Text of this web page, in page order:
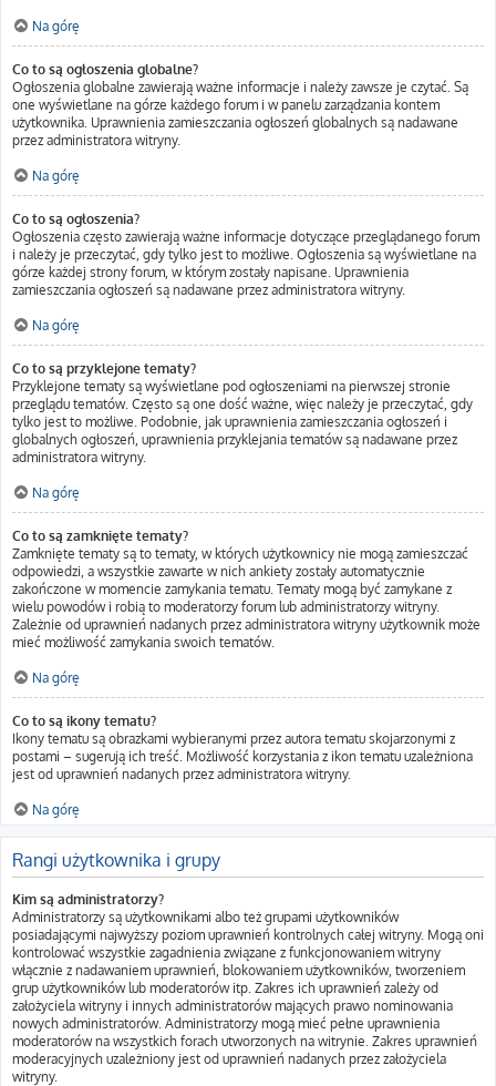
Na górę
Co to są ogłoszenia globalne?
Ogłoszenia globalne zawierają ważne informacje i należy zawsze je czytać. Są
one wyświetlane na górze każdego forum i w panelu zarządzania kontem
użytkownika. Uprawnienia zamieszczania ogłoszeń globalnych są nadawane
przez administratora witryny.
Na górę
Co to są ogłoszenia?
Ogłoszenia często zawierają ważne informacje dotyczące przeglądanego forum
i należy je przeczytać, gdy tylko jest to możliwe. Ogłoszenia są wyświetlane na
górze każdej strony forum, w którym zostały napisane. Uprawnienia
zamieszczania ogłoszeń są nadawane przez administratora witryny.
Na górę
Co to są przyklejone tematy?
Przyklejone tematy są wyświetlane pod ogłoszeniami na pierwszej stronie
przeglądu tematów. Często są one dość ważne, więc należy je przeczytać, gdy
tylko jest to możliwe. Podobnie, jak uprawnienia zamieszczania ogłoszeń i
globalnych ogłoszeń, uprawnienia przyklejania tematów są nadawane przez
administratora witryny.
Na górę
Co to są zamknięte tematy?
Zamknięte tematy są to tematy, w których użytkownicy nie mogą zamieszczać
odpowiedzi, a wszystkie zawarte w nich ankiety zostały automatycznie
zakończone w momencie zamykania tematu. Tematy mogą być zamykane z
wielu powodów i robią to moderatorzy forum lub administratorzy witryny.
Zależnie od uprawnień nadanych przez administratora witryny użytkownik może
mieć możliwość zamykania swoich tematów.
Na górę
Co to są ikony tematu?
Ikony tematu są obrazkami wybieranymi przez autora tematu skojarzonymi z
postami – sugerują ich treść. Możliwość korzystania z ikon tematu uzależniona
jest od uprawnień nadanych przez administratora witryny.
Na górę
Rangi użytkownika i grupy
Kim są administratorzy?
Administratorzy są użytkownikami albo też grupami użytkowników
posiadającymi najwyższy poziom uprawnień kontrolnych całej witryny. Mogą oni
kontrolować wszystkie zagadnienia związane z funkcjonowaniem witryny
włącznie z nadawaniem uprawnień, blokowaniem użytkowników, tworzeniem
grup użytkowników lub moderatorów itp. Zakres ich uprawnień zależy od
założyciela witryny i innych administratorów mających prawo nominowania
nowych administratorów. Administratorzy mogą mieć pełne uprawnienia
moderatorów na wszystkich forach utworzonych na witrynie. Zakres uprawnień
moderacyjnych uzależniony jest od uprawnień nadanych przez założyciela
witryny.